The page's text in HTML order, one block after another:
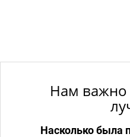
Нам важно
Насколько была